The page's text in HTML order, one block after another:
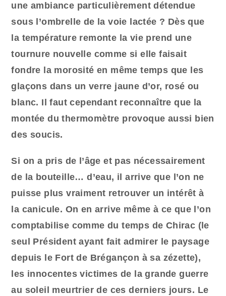
une ambiance particulièrement détendue
sous l’ombrelle de la voie lactée ? Dès que
la température remonte la vie prend une
tournure nouvelle comme si elle faisait
fondre la morosité en même temps que les
glaçons dans un verre jaune d’or, rosé ou
blanc. Il faut cependant reconnaître que la
montée du thermomètre provoque aussi bien
des soucis.
Si on a pris de l’âge et pas nécessairement
de la bouteille… d’eau, il arrive que l’on ne
puisse plus vraiment retrouver un intérêt à
la canicule. On en arrive même à ce que l’on
comptabilise comme du temps de Chirac (le
seul Président ayant fait admirer le paysage
depuis le Fort de Brégançon à sa zézette),
les innocentes victimes de la grande guerre
au soleil meurtrier de ces derniers jours. Le